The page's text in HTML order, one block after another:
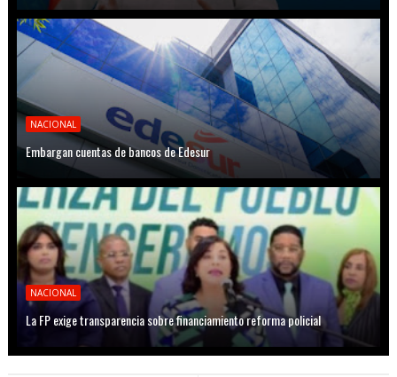
NACIONAL
Embargan cuentas de bancos de Edesur
NACIONAL
La FP exige transparencia sobre financiamiento reforma policial